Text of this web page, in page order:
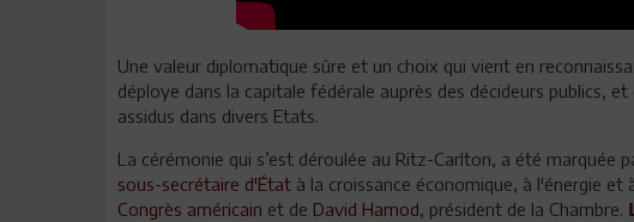
Une valeur diplomatique sûre et un choix qui vient en
déploye dans la capitale fédérale auprès des décideurs publics,
assidus dans divers Etats.
La cérémonie qui s’est déroulée au Ritz-Carlton, a été marquée
sous-secrétaire d'État à la croissance économique, à l'énergie et
Congrès américain et de David Hamod, président de la Chambre.